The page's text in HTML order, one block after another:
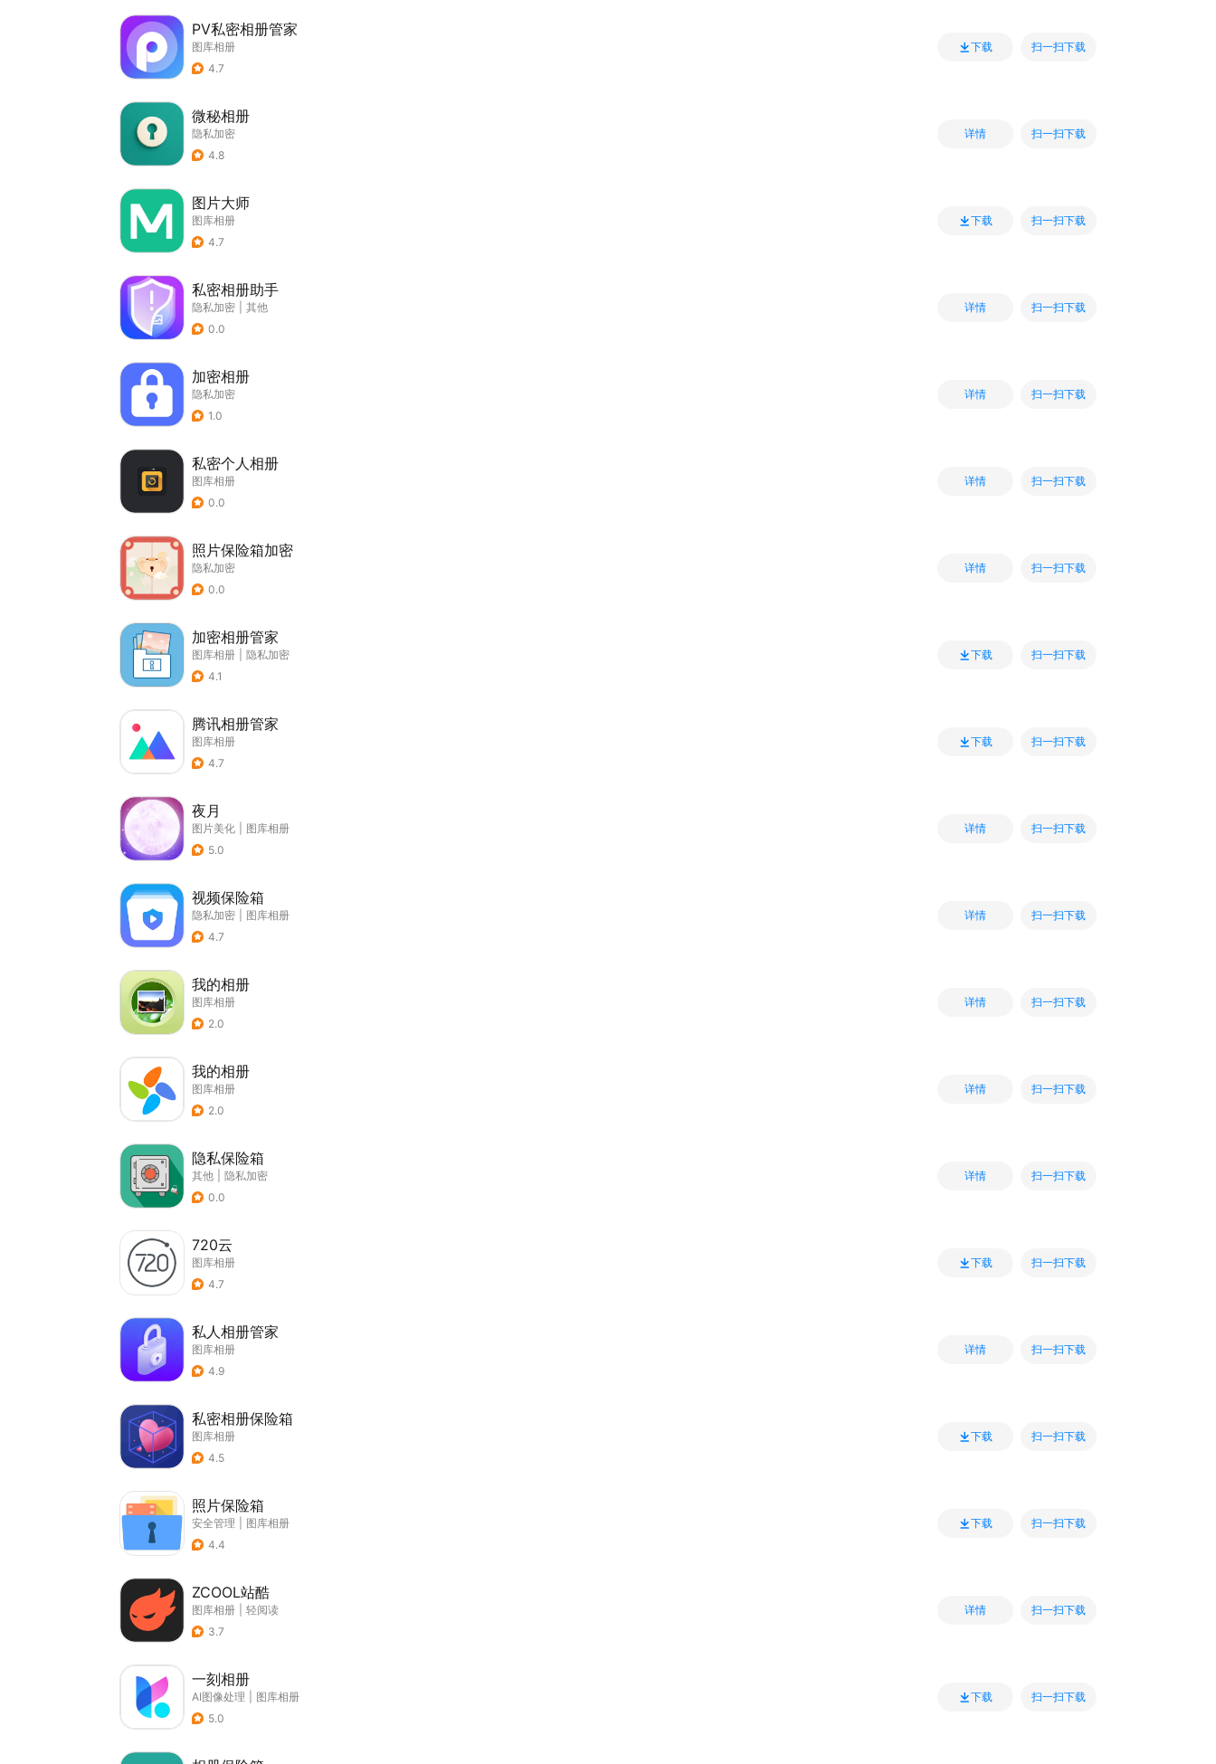
PV私密相册管家
图库相册
4.7
下载 扫一扫下载
微秘相册
隐私加密
4.8
详情 扫一扫下载
图片大师
图库相册
4.7
下载 扫一扫下载
私密相册助手
隐私加密
其他
0.0
详情 扫一扫下载
加密相册
隐私加密
1.0
详情 扫一扫下载
私密个人相册
图库相册
0.0
详情 扫一扫下载
照片保险箱加密
隐私加密
0.0
详情 扫一扫下载
加密相册管家
图库相册
隐私加密
4.1
下载 扫一扫下载
腾讯相册管家
图库相册
4.7
下载 扫一扫下载
夜月
图片美化
图库相册
5.0
详情 扫一扫下载
视频保险箱
隐私加密
图库相册
4.7
详情 扫一扫下载
我的相册
图库相册
2.0
详情 扫一扫下载
我的相册
图库相册
2.0
详情 扫一扫下载
隐私保险箱
其他
隐私加密
0.0
详情 扫一扫下载
720云
图库相册
4.7
下载 扫一扫下载
私人相册管家
图库相册
4.9
详情 扫一扫下载
私密相册保险箱
图库相册
4.5
下载 扫一扫下载
照片保险箱
安全管理
图库相册
4.4
下载 扫一扫下载
ZCOOL站酷
图库相册
轻阅读
3.7
详情 扫一扫下载
一刻相册
AI图像处理
图库相册
5.0
下载 扫一扫下载